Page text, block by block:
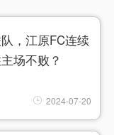
，江原FC连续
场不败？
2024-07-20